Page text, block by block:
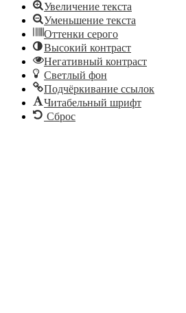
Увеличение текста
Уменьшение текста
Оттенки серого
Высокий контраст
Негативный контраст
Светлый фон
Подчёркивание ссылок
Читабельный шрифт
Сброс